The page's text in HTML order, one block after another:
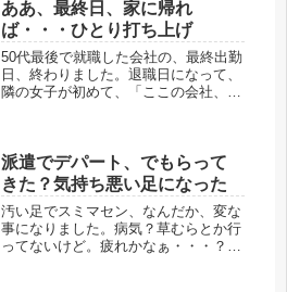
ああ、最終日、家に帰れ
ば・・・ひとり打ち上げ
50代最後で就職した会社の、最終出勤
日、終わりました。退職日になって、
隣の女子が初めて、「ここの会社、変
月、お世話になりました。休む間もな
く...
派遣でデパート、でもらって
きた？気持ち悪い足になった
汚い足でスミマセン、なんだか、変な
事になりました。病気？草むらとか行
ってないけど。疲れかなぁ・・・？両